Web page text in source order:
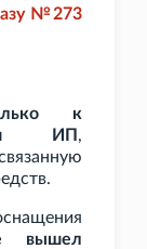
№273
к
и ИП ,
вышел